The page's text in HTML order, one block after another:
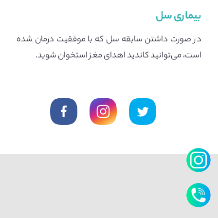
بیماری سل
در صورت داشتن سابقه سل که با موفقیت درمان شده
است، می‌توانید کاندید اهدای مغز استخوان شوید.